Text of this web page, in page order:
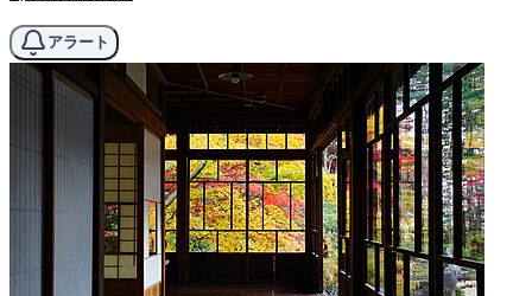
アラート